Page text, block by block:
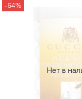
Нет в
-64%